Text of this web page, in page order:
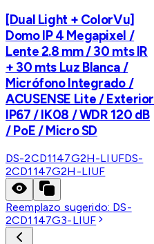
[Dual Light + ColorVu]
Domo IP 4 Megapixel /
Lente 2.8 mm / 30 mts IR
+ 30 mts Luz Blanca /
Micrófono Integrado /
ACUSENSE Lite / Exterior
IP67 / IK08 / WDR 120 dB
/ PoE / Micro SD
DS-2CD1147G2H-LIUFDS-
2CD1147G2H-LIUF
Reemplazo sugerido: DS-
2CD1147G3-LIUF